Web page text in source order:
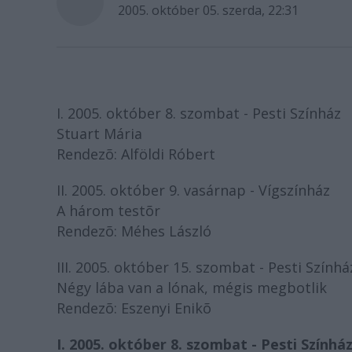
2005. október 05. szerda, 22:31
I. 2005. október 8. szombat - Pesti Színház
Stuart Mária
Rendezõ: Alföldi Róbert
II. 2005. október 9. vasárnap - Vígszínház
A három testõr
Rendezõ: Méhes László
III. 2005. október 15. szombat - Pesti
Négy lába van a lónak, mégis megbotlik
Rendezõ: Eszenyi Enikõ
I. 2005. október 8. szombat - Pesti Színház